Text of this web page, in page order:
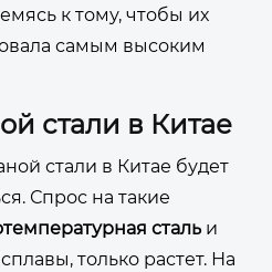
к тому, чтобы их
самым высоким
стали в Китае
стали в Китае будет
Спрос на такие
сталь и
только растет. На